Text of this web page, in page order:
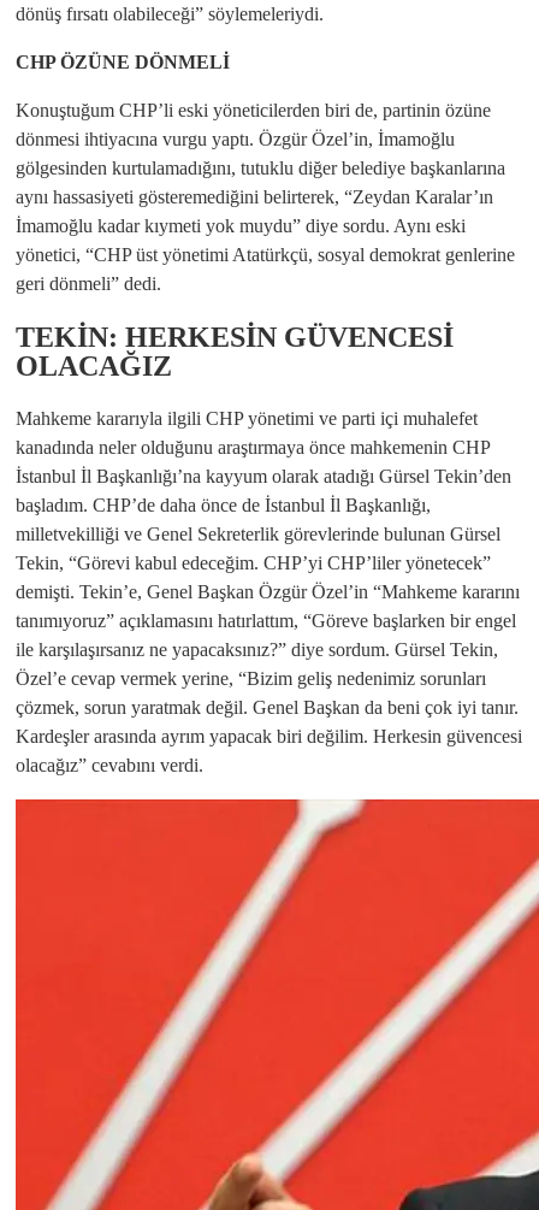
dönüş fırsatı olabileceği” söylemeleriydi.
CHP ÖZÜNE DÖNMELİ
Konuştuğum CHP’li eski yöneticilerden biri de, partinin özüne
dönmesi ihtiyacına vurgu yaptı. Özgür Özel’in, İmamoğlu
gölgesinden kurtulamadığını, tutuklu diğer belediye başkanlarına
aynı hassasiyeti gösteremediğini belirterek, “Zeydan Karalar’ın
İmamoğlu kadar kıymeti yok muydu” diye sordu. Aynı eski
yönetici, “CHP üst yönetimi Atatürkçü, sosyal demokrat genlerine
geri dönmeli” dedi.
TEKİN: HERKESİN GÜVENCESİ
OLACAĞIZ
Mahkeme kararıyla ilgili CHP yönetimi ve parti içi muhalefet
kanadında neler olduğunu araştırmaya önce mahkemenin CHP
İstanbul İl Başkanlığı’na kayyum olarak atadığı Gürsel Tekin’den
başladım. CHP’de daha önce de İstanbul İl Başkanlığı,
milletvekilliği ve Genel Sekreterlik görevlerinde bulunan Gürsel
Tekin, “Görevi kabul edeceğim. CHP’yi CHP’liler yönetecek”
demişti. Tekin’e, Genel Başkan Özgür Özel’in “Mahkeme kararını
tanımıyoruz” açıklamasını hatırlattım, “Göreve başlarken bir engel
ile karşılaşırsanız ne yapacaksınız?” diye sordum. Gürsel Tekin,
Özel’e cevap vermek yerine, “Bizim geliş nedenimiz sorunları
çözmek, sorun yaratmak değil. Genel Başkan da beni çok iyi tanır.
Kardeşler arasında ayrım yapacak biri değilim. Herkesin güvencesi
olacağız” cevabını verdi.